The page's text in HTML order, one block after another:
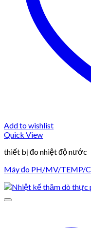
Add to wishlist
Quick View
thiết bị đo nhiệt độ nước
Máy đo PH/MV/TEMP/